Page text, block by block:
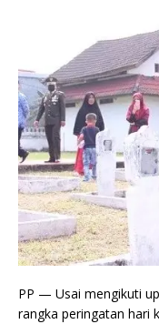
PP — Usai mengikuti
rangka peringatan hari